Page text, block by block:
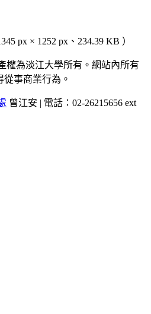
px × 1252 px、234.39 KB ）
權為淡江大學所有。網站內所有
事商業行為。
曾江安 | 電話：02-26215656 ext